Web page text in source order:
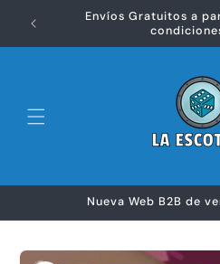
directamenteEnvíos Gratuitos a
Nueva Web B2B de
directamente